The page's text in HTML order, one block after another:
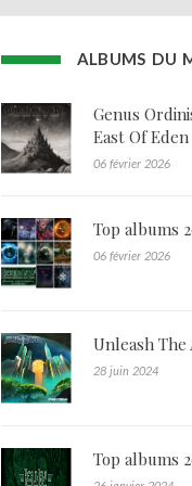
ALBUMS DU
Genus
East Of Eden
06 février 2026
Top albums
06 février 2026
Unleash
28 juin 2024
Top albums